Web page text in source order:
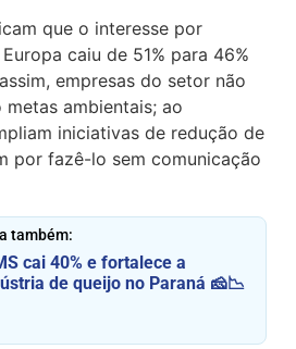
que o interesse por
caiu de 51% para 46%
empresas do setor não
ambientais; ao
iniciativas de redução de
por fazê-lo sem comunicação
também:
cai 40% e fortalece a
de queijo no Paraná 🧀📉